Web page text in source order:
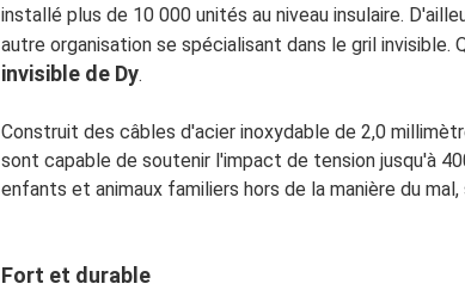
installé plus de 10 000 unités au niveau insulaire.
autre organisation se spécialisant dans le gril invisible.
invisible de Dy.
Construit des câbles d'acier inoxydable de 2,0
sont capable de soutenir l'impact de tension jusqu'à
enfants et animaux familiers hors de la manière du
Fort et durable